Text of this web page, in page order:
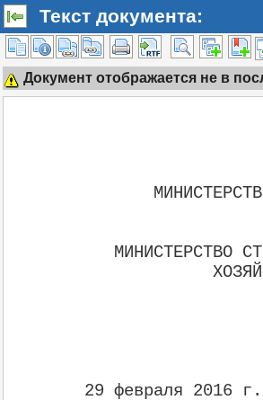
Текст документа:
Документ отображается не в